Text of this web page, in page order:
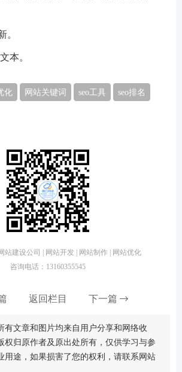
。
本。
化 网站关键词 seo工具 seo排名
站建设公司 | 网站开发 | 网站制作 | 网站优化
咨询电话：13160355545
返回栏目 下一篇
有文章和图片均来自用户分享和网络收
权归原作者及原出处所有，仅供学习与参
用途，如果损害了您的权利，请联系网站